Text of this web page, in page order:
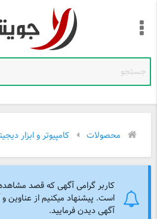
محصولات کامپیوتر و ابزار
کاربر گرامی آگهی که قصد
است. پیشنهاد میکنیم از عناوین
آگهی دیدن فرمایید.